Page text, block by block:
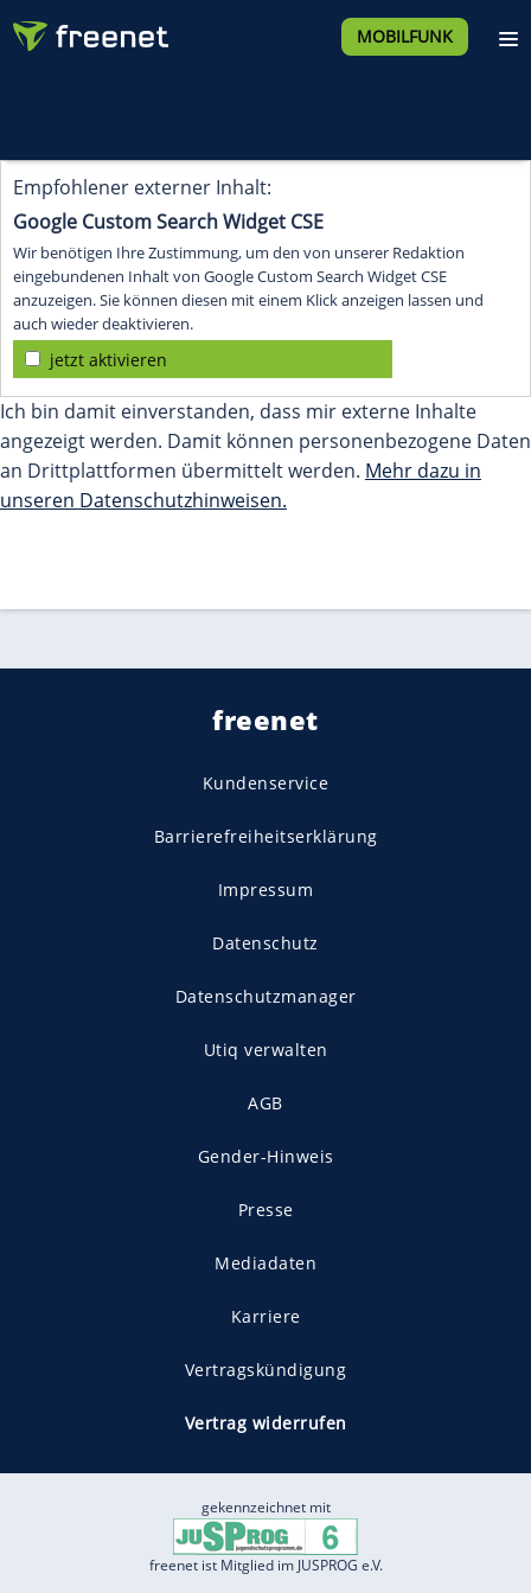
MOBILFUNK
Empfohlener externer Inhalt:
Google Custom Search Widget CSE
Wir benötigen Ihre Zustimmung, um den von unserer Redaktion
eingebundenen Inhalt von Google Custom Search Widget CSE
anzuzeigen. Sie können diesen mit einem Klick anzeigen lassen und
auch wieder deaktivieren.
jetzt aktivieren
Ich bin damit einverstanden, dass mir externe Inhalte
angezeigt werden. Damit können personenbezogene Daten
an Drittplattformen übermittelt werden. Mehr dazu in
unseren Datenschutzhinweisen.
freenet
Kundenservice
Barrierefreiheitserklärung
Impressum
Datenschutz
Datenschutzmanager
Utiq verwalten
AGB
Gender-Hinweis
Presse
Mediadaten
Karriere
Vertragskündigung
Vertrag widerrufen
gekennzeichnet mit
freenet ist Mitglied im JUSPROG e.V.